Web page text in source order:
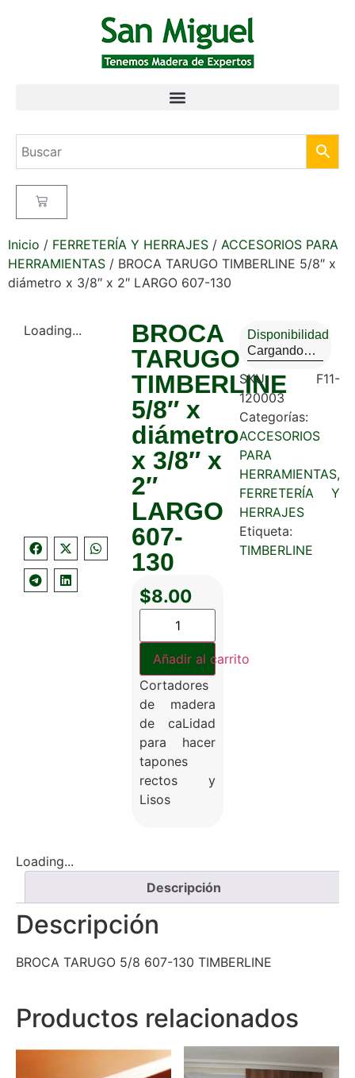
Inicio / FERRETERÍA Y HERRAJES / ACCESORIOS PARA
HERRAMIENTAS / BROCA TARUGO TIMBERLINE 5/8″ x
diámetro x 3/8″ x 2″ LARGO 607-130
Loading...
BROCA
TARUGO
TIMBERLINE
5/8″ x
diámetro
x 3/8″ x
2″
LARGO
607-
130
$8.00
Añadir al carrito
Cortadores
de madera
de caLidad
para hacer
tapones
rectos y
Lisos
Disponibilidad
Cargando…
SKU: F11-
120003
Categorías:
ACCESORIOS
PARA
HERRAMIENTAS,
FERRETERÍA Y
HERRAJES
Etiqueta:
TIMBERLINE
Loading...
Descripción
Descripción
BROCA TARUGO 5/8 607-130 TIMBERLINE
Productos relacionados